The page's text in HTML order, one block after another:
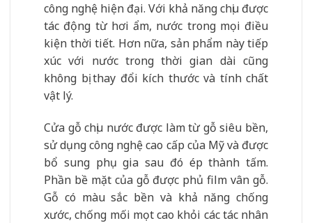
công nghệ hiện đại. Với khả năng chịu được
tác động từ hơi ẩm, nước trong mọi điều
kiện thời tiết. Hơn nữa, sản phẩm này tiếp
xúc với nước trong thời gian dài cũng
không bị thay đổi kích thước và tính chất
vật lý.
Cửa gỗ chịu nước được làm từ gỗ siêu bền,
sử dụng công nghệ cao cấp của Mỹ và được
bổ sung phụ gia sau đó ép thành tấm.
Phần bề mặt của gỗ được phủ film vân gỗ.
Gỗ có màu sắc bền và khả năng chống
xước, chống mối mọt cao khỏi các tác nhân